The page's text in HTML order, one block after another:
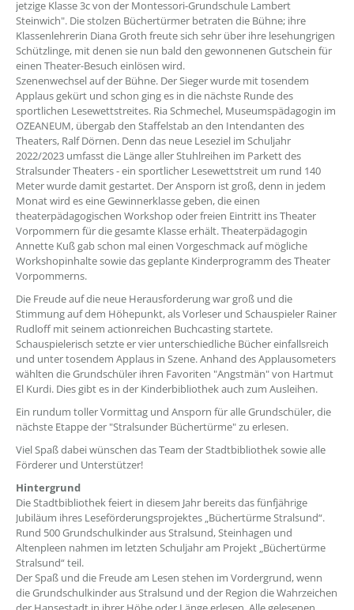
jetzige Klasse 3c von der Montessori-Grundschule Lambert
Steinwich". Die stolzen Büchertürmer betraten die Bühne; ihre
Klassenlehrerin Diana Groth freute sich sehr über ihre lesehungrigen
Schützlinge, mit denen sie nun bald den gewonnenen Gutschein für
einen Theater-Besuch einlösen wird.
Szenenwechsel auf der Bühne. Der Sieger wurde mit tosendem
Applaus gekürt und schon ging es in die nächste Runde des
sportlichen Lesewettstreites. Ria Schmechel, Museumspädagogin im
OZEANEUM, übergab den Staffelstab an den Intendanten des
Theaters, Ralf Dörnen. Denn das neue Leseziel im Schuljahr
2022/2023 umfasst die Länge aller Stuhlreihen im Parkett des
Stralsunder Theaters - ein sportlicher Lesewettstreit um rund 140
Meter wurde damit gestartet. Der Ansporn ist groß, denn in jedem
Monat wird es eine Gewinnerklasse geben, die einen
theaterpädagogischen Workshop oder freien Eintritt ins Theater
Vorpommern für die gesamte Klasse erhält. Theaterpädagogin
Annette Kuß gab schon mal einen Vorgeschmack auf mögliche
Workshopinhalte sowie das geplante Kinderprogramm des Theater
Vorpommerns.
Die Freude auf die neue Herausforderung war groß und die
Stimmung auf dem Höhepunkt, als Vorleser und Schauspieler Rainer
Rudloff mit seinem actionreichen Buchcasting startete.
Schauspielerisch setzte er vier unterschiedliche Bücher einfallsreich
und unter tosendem Applaus in Szene. Anhand des Applausometers
wählten die Grundschüler ihren Favoriten "Angstmän" von Hartmut
El Kurdi. Dies gibt es in der Kinderbibliothek auch zum Ausleihen.
Ein rundum toller Vormittag und Ansporn für alle Grundschüler, die
nächste Etappe der "Stralsunder Büchertürme" zu erlesen.
Viel Spaß dabei wünschen das Team der Stadtbibliothek sowie alle
Förderer und Unterstützer!
Hintergrund
Die Stadtbibliothek feiert in diesem Jahr bereits das fünfjährige
Jubiläum ihres Leseförderungsprojektes „Büchertürme Stralsund“.
Rund 500 Grundschulkinder aus Stralsund, Steinhagen und
Altenpleen nahmen im letzten Schuljahr am Projekt „Büchertürme
Stralsund“ teil.
Der Spaß und die Freude am Lesen stehen im Vordergrund, wenn
die Grundschulkinder aus Stralsund und der Region die Wahrzeichen